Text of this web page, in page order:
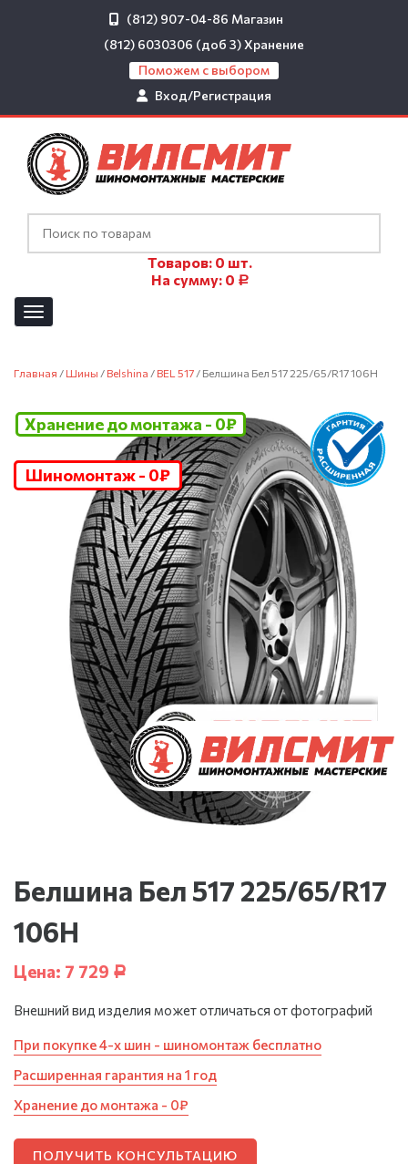
(812) 907-04-86 Магазин
(812) 6030306 (доб 3)Хранение
Поможем с выбором
Вход/Регистрация
Товаров: 0 шт.
На сумму: 0 Р
Главная / Шины / Belshina / BEL 517 / Белшина Бел 517 225/65/R17 106H
Шиномонтаж - 0₽
Хранение до монтажа - 0₽
Белшина Бел 517 225/65/R17
106H
Цена: 7 729 Р
Внешний вид изделия может отличаться от фотографий
При покупке 4-х шин - шиномонтаж бесплатно
Расширенная гарантия на 1 год
Хранение до монтажа - 0₽
ПОЛУЧИТЬ КОНСУЛЬТАЦИЮ